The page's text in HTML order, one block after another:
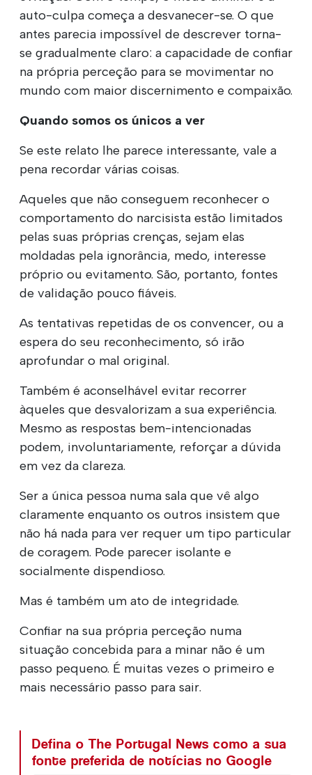
auto-culpa começa a desvanecer-se. O que
antes parecia impossível de descrever torna-
se gradualmente claro: a capacidade de confiar
na própria perceção para se movimentar no
mundo com maior discernimento e compaixão.
Quando somos os únicos a ver
Se este relato lhe parece interessante, vale a
pena recordar várias coisas.
Aqueles que não conseguem reconhecer o
comportamento do narcisista estão limitados
pelas suas próprias crenças, sejam elas
moldadas pela ignorância, medo, interesse
próprio ou evitamento. São, portanto, fontes
de validação pouco fiáveis.
As tentativas repetidas de os convencer, ou a
espera do seu reconhecimento, só irão
aprofundar o mal original.
Também é aconselhável evitar recorrer
àqueles que desvalorizam a sua experiência.
Mesmo as respostas bem-intencionadas
podem, involuntariamente, reforçar a dúvida
em vez da clareza.
Ser a única pessoa numa sala que vê algo
claramente enquanto os outros insistem que
não há nada para ver requer um tipo particular
de coragem. Pode parecer isolante e
socialmente dispendioso.
Mas é também um ato de integridade.
Confiar na sua própria perceção numa
situação concebida para a minar não é um
passo pequeno. É muitas vezes o primeiro e
mais necessário passo para sair.
Defina o The Portugal News como a sua
fonte preferida de notícias no Google